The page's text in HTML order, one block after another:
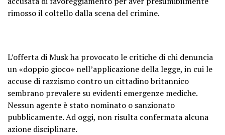
rimosso il coltello dalla scena del crimine.
L’offerta di Musk ha provocato le critiche di chi denuncia
un «doppio gioco» nell’applicazione della legge, in cui le
accuse di razzismo contro un cittadino britannico
sembrano prevalere su evidenti emergenze mediche.
Nessun agente è stato nominato o sanzionato
pubblicamente. Ad oggi, non risulta confermata alcuna
azione disciplinare.